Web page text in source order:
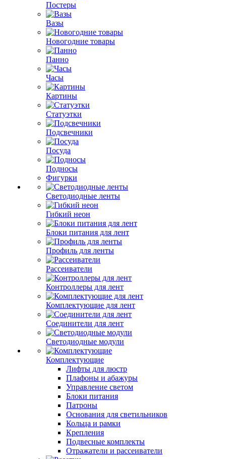
Постеры
Вазы
Новогодние товары
Панно
Часы
Картины
Статуэтки
Подсвечники
Посуда
Подносы
Фигурки
Светодиодные ленты
Гибкий неон
Блоки питания для лент
Профиль для ленты
Рассеиватели
Контроллеры для лент
Комплектующие для лент
Соединители для лент
Светодиодные модули
Комплектующие
Лифты для люстр
Плафоны и абажуры
Управление светом
Блоки питания
Патроны
Основания для светильников
Кольца и рамки
Крепления
Подвесные комплекты
Отражатели и рассеиватели